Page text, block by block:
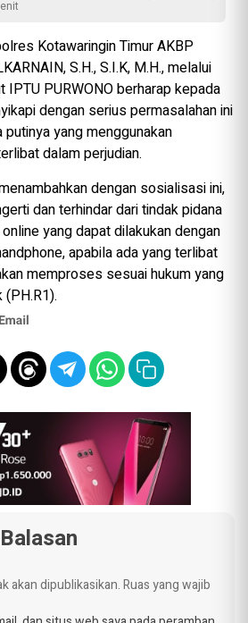
Kotawaringin Timur AKBP
S.H., S.I.K, M.H., melalui
IPTU PURWONO berharap kepada
dengan serius permasalahan ini
yang menggunakan
dalam perjudian.
dengan sosialisasi ini,
dan terhindar dari tindak pidana
yang dapat dilakukan dengan
apabila ada yang terlibat
memproses sesuai hukum yang
akan dipublikasikan.Ruas yang wajib